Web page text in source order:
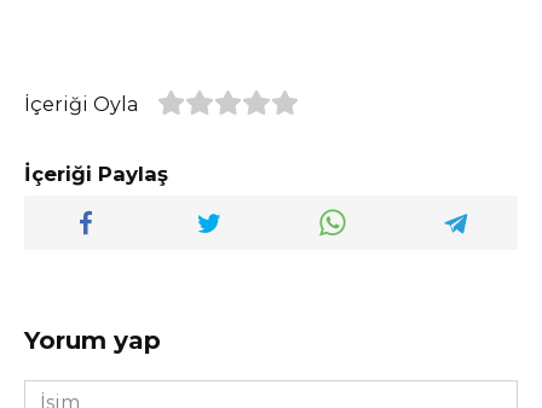
İçeriği Oyla
İçeriği Paylaş
Yorum yap
İsim